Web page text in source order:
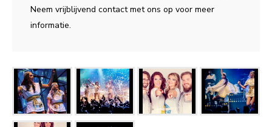
Neem vrijblijvend contact met ons op voor meer
informatie.